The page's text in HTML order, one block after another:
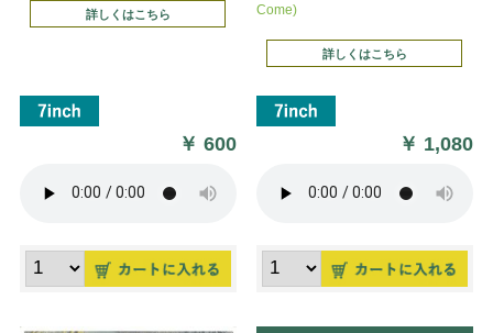
詳しくはこちら
￥600
Come)
詳しくはこちら
￥ 1,080